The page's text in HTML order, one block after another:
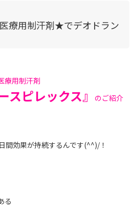
療用制汗剤★でデオドラン
療用制汗剤
スピレックス』
のご紹介
間効果が持続するんです(^^)/！
る